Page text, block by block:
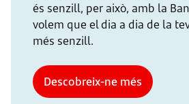
és senzill, per això, amb la
volem que el dia a dia de la
més senzill.
Descobreix-ne més